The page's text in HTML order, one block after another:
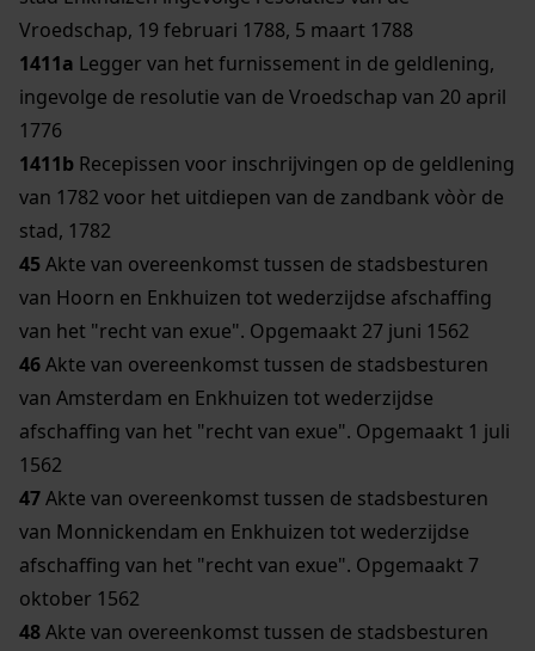
Vroedschap, 19 februari 1788, 5 maart 1788
1411a Legger van het furnissement in de geldlening,
ingevolge de resolutie van de Vroedschap van 20 april
1776
1411b Recepissen voor inschrijvingen op de geldlening
van 1782 voor het uitdiepen van de zandbank vòòr de
stad, 1782
45Akte van overeenkomst tussen de stadsbesturen
van Hoorn en Enkhuizen tot wederzijdse afschaffing
van het "recht van exue". Opgemaakt 27 juni 1562
46Akte van overeenkomst tussen de stadsbesturen
van Amsterdam en Enkhuizen tot wederzijdse
afschaffing van het "recht van exue". Opgemaakt 1 juli
1562
47Akte van overeenkomst tussen de stadsbesturen
van Monnickendam en Enkhuizen tot wederzijdse
afschaffing van het "recht van exue". Opgemaakt 7
oktober 1562
48Akte van overeenkomst tussen de stadsbesturen